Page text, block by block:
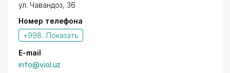
ул. Чавандоз, 36
Номер телефона
+998...Показать
E-mail
info@viol.uz